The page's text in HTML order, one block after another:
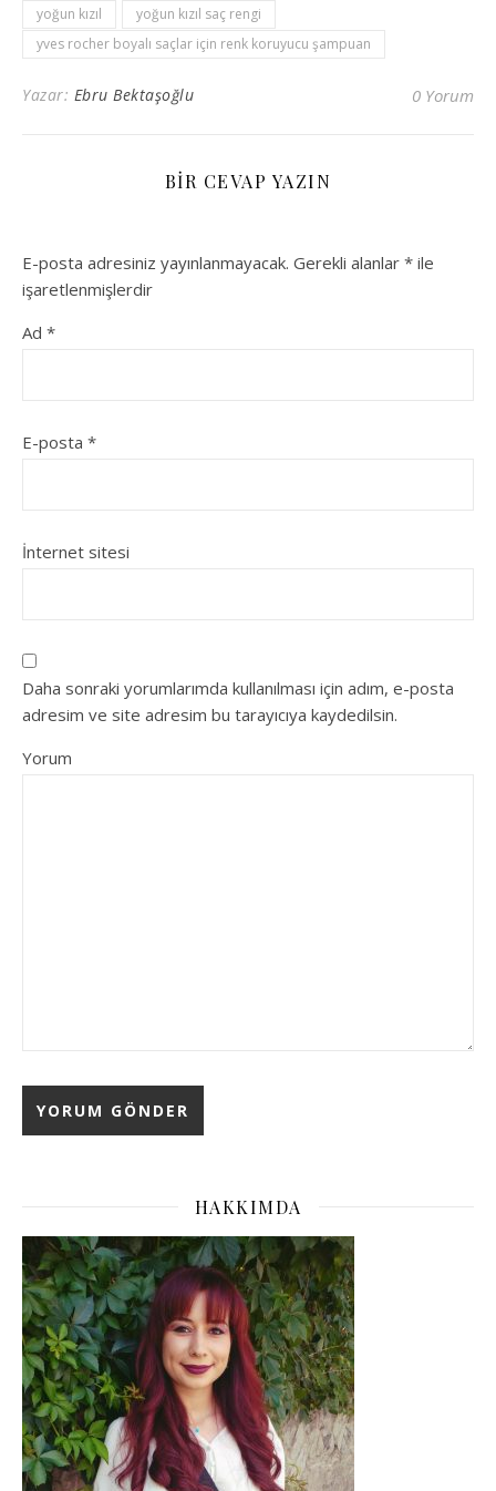
yoğun kızıl
yoğun kızıl saç rengi
yves rocher boyalı saçlar için renk koruyucu şampuan
Yazar: Ebru Bektaşoğlu 0 Yorum
BIR CEVAP YAZIN
E-posta adresiniz yayınlanmayacak. Gerekli alanlar * ile
işaretlenmişlerdir
Ad *
E-posta *
İnternet sitesi
Daha sonraki yorumlarımda kullanılması için adım, e-posta
adresim ve site adresim bu tarayıcıya kaydedilsin.
Yorum
HAKKIMDA